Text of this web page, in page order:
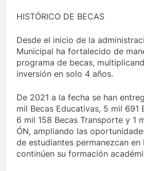
HISTÓRICO DE BECAS
Desde el inicio de la
Municipal ha fortalecido de
programa de becas,
inversión en solo 4 años.
De 2021 a la fecha se han
mil Becas Educativas, 5 mil 691
6 mil 158 Becas Transporte y 1
ÓN, ampliando las
de estudiantes permanezcan en
continúen su formación